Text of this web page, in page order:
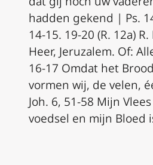
hadden gekend | Ps.
14-15. 19-20 (R. 12a)
Heer, Jeruzalem. Of:
16-17 Omdat het
vormen wij, de velen,
Joh. 6, 51-58 Mijn
voedsel en mijn Bloed